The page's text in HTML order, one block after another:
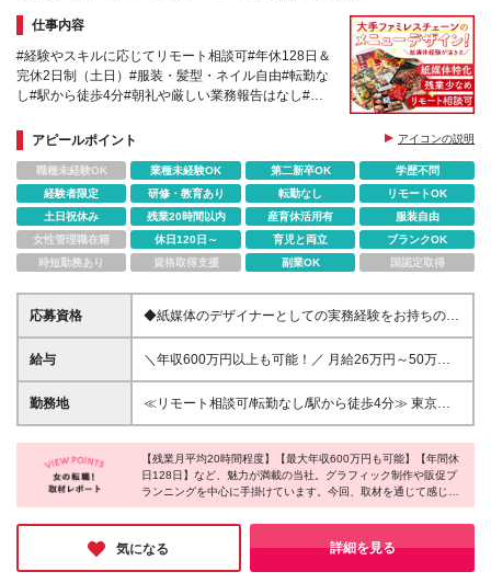
仕事内容
#経験やスキルに応じてリモート相談可#年休128日＆
完休2日制（土日）#服装・髪型・ネイル自由#転勤な
し#駅から徒歩4分#朝礼や厳しい業務報告はなし#案
アピールポイント
アイコンの説明
職種未経験OK 業種未経験OK 第二新卒OK
学歴不問
経験者限定
研修・教育あり 転勤なし
リモートOK
土日祝休み
残業20時間以内 産育休活用有
服装自由
女性管理職在籍
休日120日～ 育児と両立
ブランクOK
時短勤務あり
資格取得支援 副業OK 国認定取得
応募資格
◆紙媒体のデザイナーとしての実務経験をお持ちの方
◆学歴不問 【こんな方大歓迎】 ◇メニューブック、
カタログ、パンフレット等の制作経験がある方 ◇飲
ムで裁量を持って働きたい方 ◇自分のアイデアを活
かしてカタチにしたい方 ◇飲食業界に興味がある方
給与
＼年収600万円以上も可能！／ 月給26万円～50万円
＋賞与年2回（2ヶ月分以上）＋各種手当 【各種手
当】 ◆交通費支給(月上限2万円まで) ◆役職手当 ◆職
は別途全額支給します ※試用期間3ヵ月あり。期間中
の給与・待遇の差異はありません
勤務地
≪リモート相談可/転勤なし/駅から徒歩4分≫ 東京都
渋谷区神宮前6-33-6 テスチュード302 「明治神宮
前」駅から徒歩4分。 仕事帰りにお買い物やカフェも
楽しめる、最高のロケーションです！ ※(変更の範囲)
上記を除く当社関連勤務地
【残業月平均20時間程度】【最大年収600万円も可能】【年間休
日128日】など、魅力が満載の当社。グラフィック制作や販促プ
ランニングを中心に手掛けています。今回、取材を通じて感じた
のは、社員同士の距離が近く、分からないことはすぐに話し合え
る雰囲気だということ。5名の少数精鋭だからこそ、意見も伝え
やすく、あなたらしくチャレンジできる環境です。ぜひこの機会
に、新しい一歩を踏み出してみませんか？
気になる 詳細を見る